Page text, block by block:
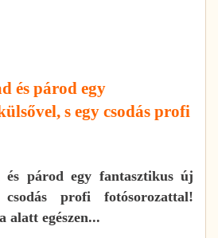
és párod egy
s egy csodás profi
és párod egy fantasztikus új
profi fotósorozattal!
alatt egészen...